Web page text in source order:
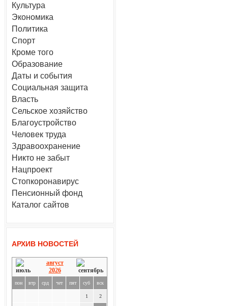
Культура
Экономика
Политика
Спорт
Кроме того
Образование
Даты и события
Социальная защита
Власть
Сельское хозяйство
Благоустройство
Человек труда
Здравоохранение
Никто не забыт
Нацпроект
Стопкоронавирус
Пенсионный фонд
Каталог сайтов
АРХИВ НОВОСТЕЙ
август
2026
пон втр срд чет пят суб вск
1 2